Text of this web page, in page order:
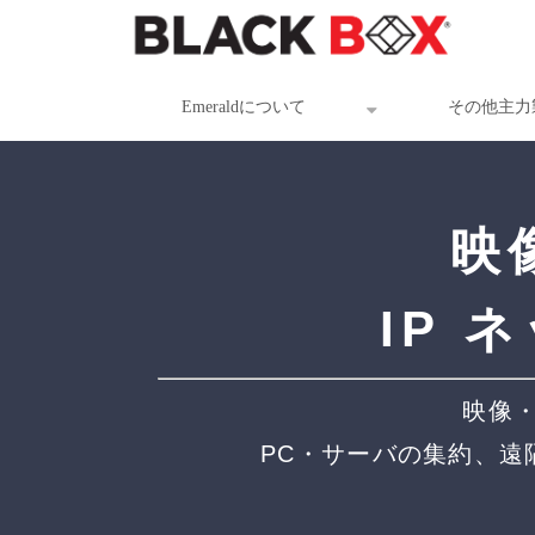
Emeraldについて その他主力
映
IP ネ
映像
PC・サーバの集約、